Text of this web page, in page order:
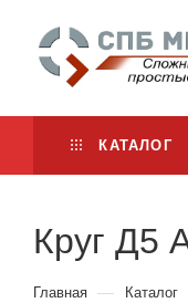
КАТАЛОГ
Круг Д5
Главная — Каталог